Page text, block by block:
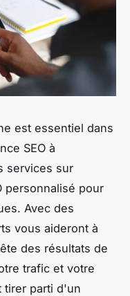
est essentiel dans
SEO à
services sur
personnalisé pour
Avec des
vous aideront à
des résultats de
trafic et votre
tirer parti d'un